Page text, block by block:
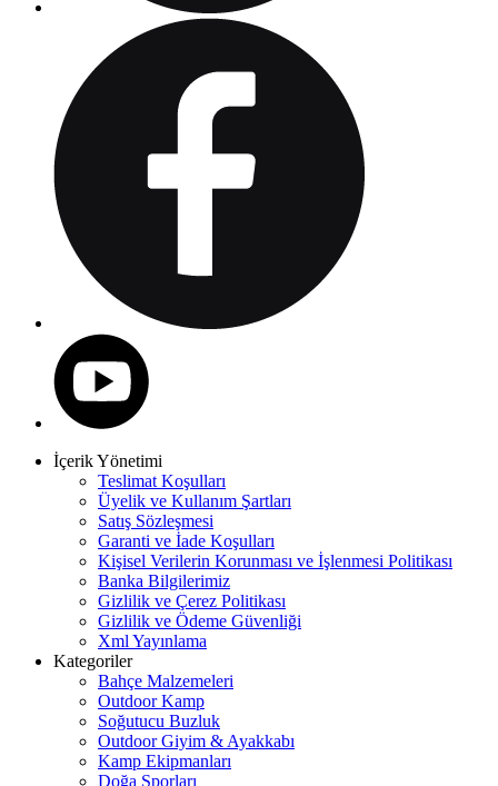
İçerik Yönetimi
Teslimat Koşulları
Üyelik ve Kullanım Şartları
Satış Sözleşmesi
Garanti ve İade Koşulları
Kişisel Verilerin Korunması ve İşlenmesi Politikası
Banka Bilgilerimiz
Gizlilik ve Çerez Politikası
Gizlilik ve Ödeme Güvenliği
Xml Yayınlama
Kategoriler
Bahçe Malzemeleri
Outdoor Kamp
Soğutucu Buzluk
Outdoor Giyim & Ayakkabı
Kamp Ekipmanları
Doğa Sporları